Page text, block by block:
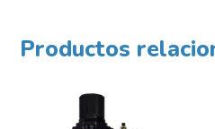
Productos